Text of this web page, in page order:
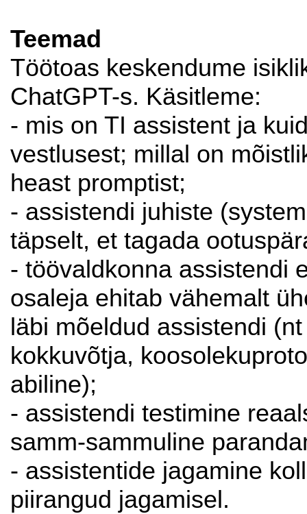
Teemad
Töötoas keskendume
ChatGPT-s. Käsitleme:
- mis on TI assistent ja
vestlusest; millal on
heast promptist;
- assistendi juhiste
täpselt, et tagada
- töövaldkonna assistendi
osaleja ehitab vähemalt
läbi mõeldud assistendi
kokkuvõtja,
abiline);
- assistendi testimine
samm-sammuline
- assistentide jagamine
piirangud jagamisel.